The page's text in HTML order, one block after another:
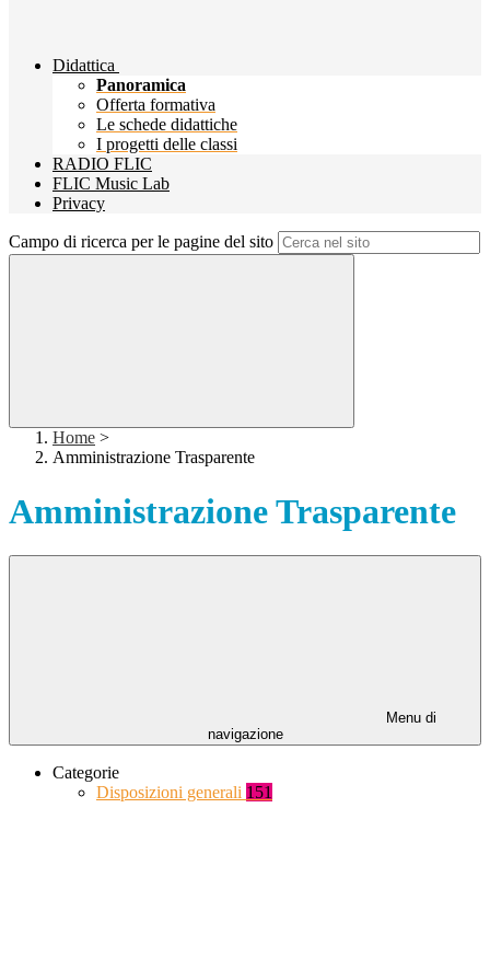
Didattica
Panoramica
Offerta formativa
Le schede didattiche
I progetti delle classi
RADIO FLIC
FLIC Music Lab
Privacy
Campo di ricerca per le pagine del sito
Home >
Amministrazione Trasparente
Amministrazione Trasparente
Menu di
navigazione
Categorie
Disposizioni generali 151